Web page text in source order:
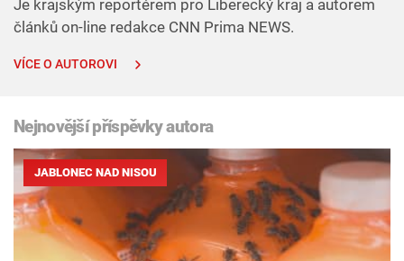
Je krajským reportérem pro Liberecký kraj a autorem
článků on-line redakce CNN Prima NEWS.
VÍCE O AUTOROVI
Nejnovější příspěvky autora
JABLONEC NAD NISOU